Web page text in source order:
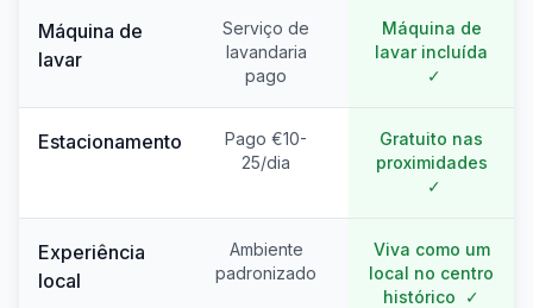
Máquina de
lavar
Serviço de
lavandaria
pago
Máquina de
lavar incluída
✓
Estacionamento
Pago €10-
25/dia
Gratuito nas
proximidades
✓
Experiência
local
Ambiente
padronizado
Viva como um
local no centro
histórico
✓